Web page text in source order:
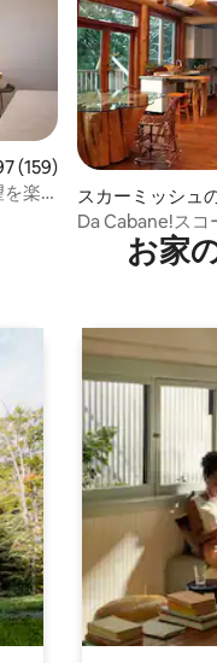
ー159件、5つ星中4.97
(159)
楽
スカーミッシュ
Da Cabane!スコ
お家